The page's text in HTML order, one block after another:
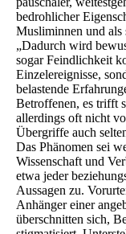
bedrohlicher
Musliminnen und als
„Dadurch wird
sogar Feindlichkeit
Einzelereignisse,
belastende
Betroffenen, es trifft
allerdings oft nicht
Übergriffe auch
Das Phänomen sei
Wissenschaft und
etwa jeder
Aussagen zu.
Anhänger einer
überschnitten sich,